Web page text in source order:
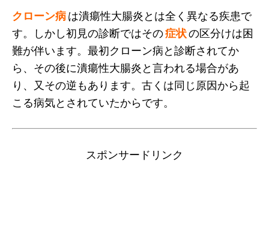
クローン病は潰瘍性大腸炎とは全く異なる疾患で
す。しかし初見の診断ではその症状の区分けは困
難が伴います。最初クローン病と診断されてか
ら、その後に潰瘍性大腸炎と言われる場合があ
り、又その逆もあります。古くは同じ原因から起
こる病気とされていたからです。
スポンサードリンク